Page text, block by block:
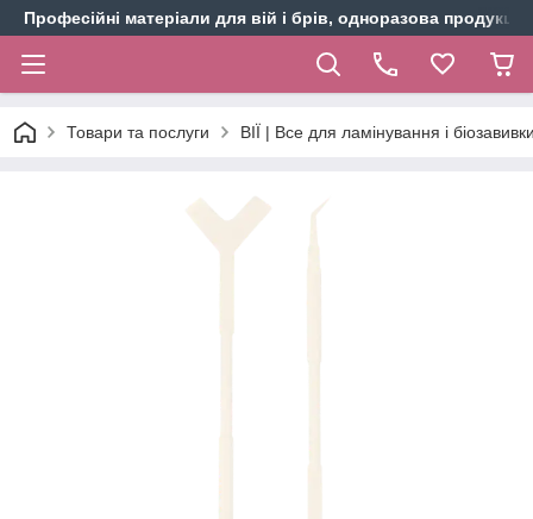
Професійні матеріали для вій і брів, одноразова продукція
Товари та послуги ВІЇ | Все для ламінування і